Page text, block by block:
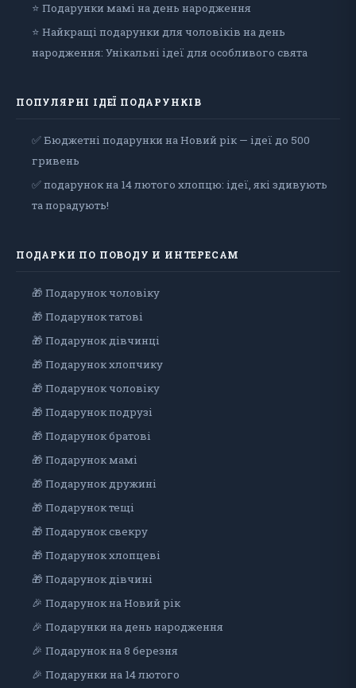
⭐ Подарунки мамі на день народження
⭐ Найкращі подарунки для чоловіків на день
народження: Унікальні ідеї для особливого свята
ПОПУЛЯРНІ ІДЕЇ ПОДАРУНКІВ
✅ Бюджетні подарунки на Новий рік — ідеї до 500
гривень
✅ подарунок на 14 лютого хлопцю: ідеї, які здивують
та порадують!
ПОДАРКИ ПО ПОВОДУ И ИНТЕРЕСАМ
🎁 Подарунок чоловiку
🎁 Подарунок татові
🎁 Подарунок дівчинці
🎁 Подарунок хлопчику
🎁 Подарунок чоловіку
🎁 Подарунок подрузі
🎁 Подарунок братові
🎁 Подарунок мамі
🎁 Подарунок дружині
🎁 Подарунок тещі
🎁 Подарунок свекру
🎁 Подарунок хлопцеві
🎁 Подарунок дiвчинi
🎉 Подарунок на Новий рік
🎉 Подарунки на день народження
🎉 Подарунок на 8 березня
🎉 Подарунки на 14 лютого